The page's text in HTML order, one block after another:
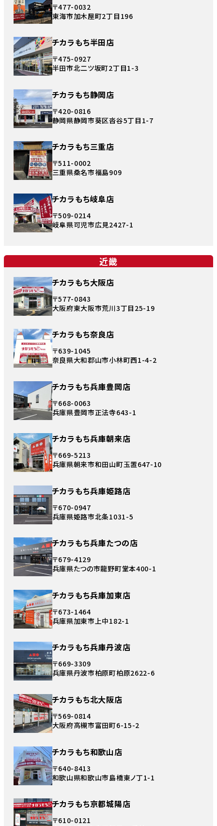
〒477-0032
東海市加木屋町2丁目196
チカラもち半田店
〒475-0927
半田市北二ツ坂町2丁目1-3
チカラもち静岡店
〒420-0816
静岡県静岡市葵区沓谷5丁目1-7
チカラもち三重店
〒511-0002
三重県桑名市福島909
チカラもち岐阜店
〒509-0214
岐阜県可児市広見2427-1
近畿
チカラもち大阪店
〒577-0843
大阪府東大阪市荒川3丁目25-19
チカラもち奈良店
〒639-1045
奈良県大和郡山市小林町西1-4-2
チカラもち兵庫豊岡店
〒668-0063
兵庫県豊岡市正法寺643-1
チカラもち兵庫朝来店
〒669-5213
兵庫県朝来市和田山町玉置647-10
チカラもち兵庫姫路店
〒670-0947
兵庫県姫路市北条1031-5
チカラもち兵庫たつの店
〒679-4129
兵庫県たつの市龍野町堂本400-1
チカラもち兵庫加東店
〒673-1464
兵庫県加東市上中182-1
チカラもち兵庫丹波店
〒669-3309
兵庫県丹波市柏原町柏原2622-6
チカラもち北大阪店
〒569-0814
大阪府高槻市富田町6-15-2
チカラもち和歌山店
〒640-8413
和歌山県和歌山市島橋東ノ丁1-1
チカラもち京都城陽店
〒610-0121